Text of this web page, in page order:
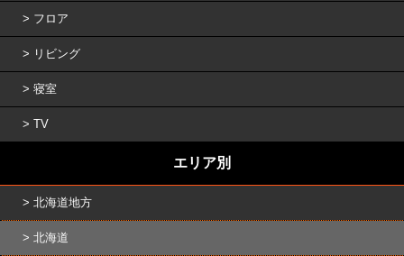
フロア
リビング
寝室
TV
エリア別
北海道地方
北海道